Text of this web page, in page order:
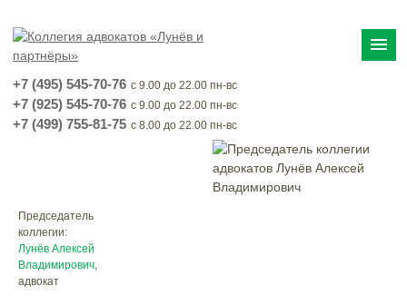
+7 (495) 545-70-76 с 9.00 до 22.00 пн-вс
+7 (925) 545-70-76 с 9.00 до 22.00 пн-вс
+7 (499) 755-81-75 с 8.00 до 22.00 пн-вс
menu
Председатель
коллегии:
Лунёв Алексей
Владимирович,
адвокат